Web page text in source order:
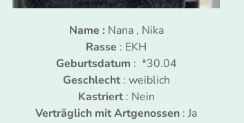
Name : Nana , Nika
Rasse : EKH
Geburtsdatum : *30.04
Geschlecht: weiblich
Kastriert: Nein
Verträglich mit Artgenossen : Ja